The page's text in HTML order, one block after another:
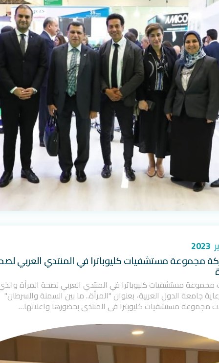
مجموعة مستشفيات كليوباترا في المنتدي العربي
مستشفيات كليوباترا في المنتدي العربي لصحة المرأة
جامعة الدول العربية˓ بعنوان "المرأة.. ما بين السمنة والسرطان"
مجموعة مستشفيات كليوبترا في المنتدى بحضورها واعلانها…